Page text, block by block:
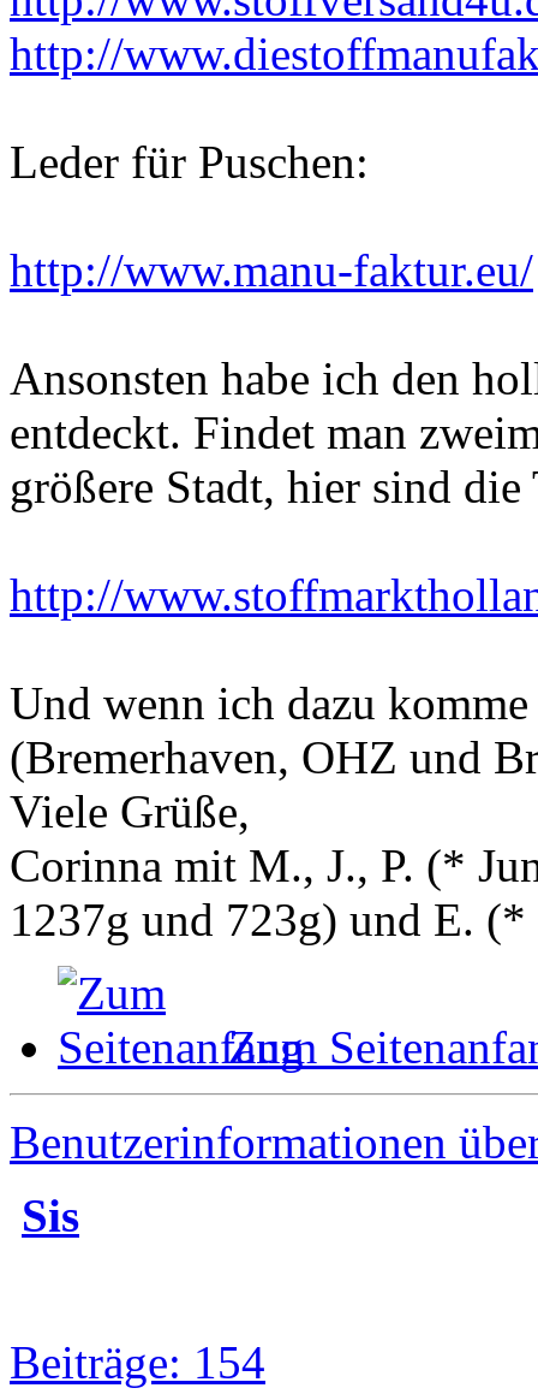
http://
Leder für Puschen:
http://www.manu-faktur.eu/
Ansonsten habe ich den
entdeckt. Findet man
größere Stadt, hier sind die
http://
Und wenn ich dazu
(Bremerhaven, OHZ und
Viele Grüße,
Corinna mit M., J., P. (*
1237g und 723g) und E. (*
Zum
Benutzerinformationen
Sis
Beiträge: 154